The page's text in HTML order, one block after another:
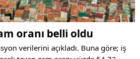
oranı belli oldu
verilerini açıkladı. Buna göre; iş